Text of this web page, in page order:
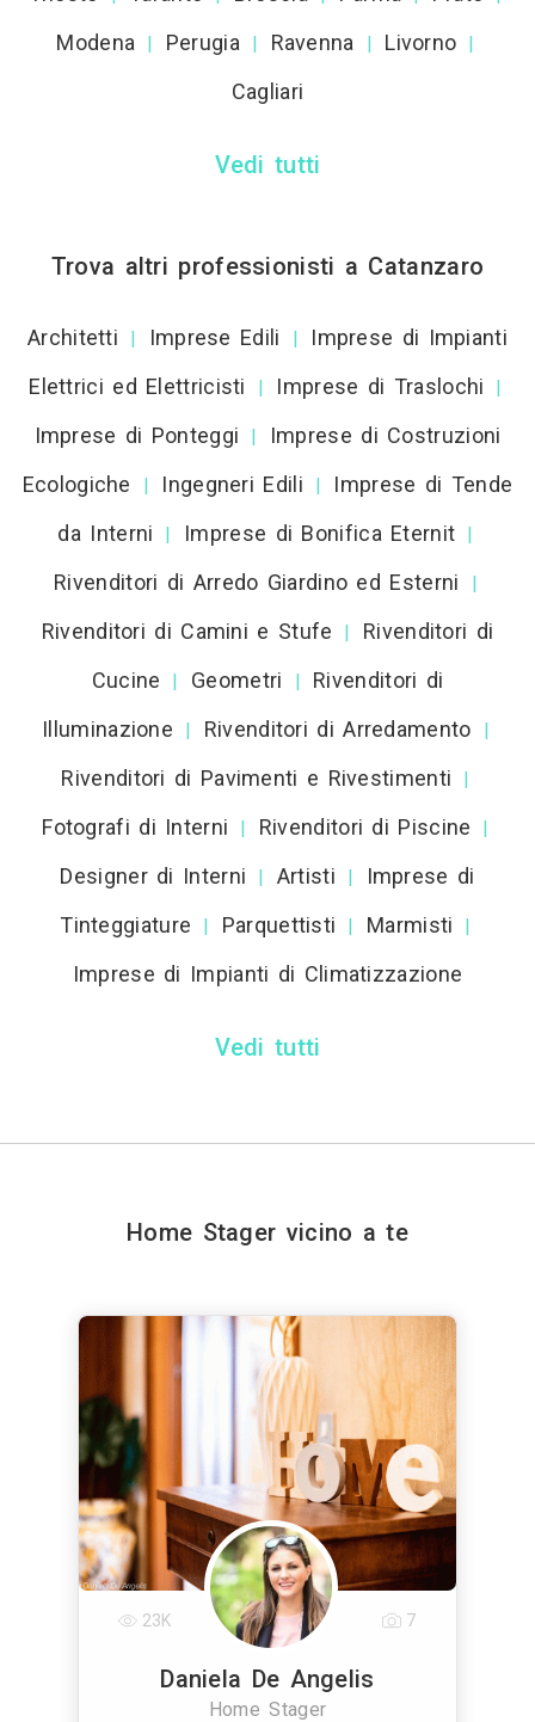
Modena | Perugia | Ravenna | Livorno |
Cagliari
Vedi tutti
Trova altri professionisti a Catanzaro
Architetti | Imprese Edili |
Imprese di Impianti
Elettrici ed Elettricisti
| Imprese di Traslochi |
Imprese di Ponteggi |
Imprese di Costruzioni
Ecologiche
| Ingegneri Edili |
Imprese di Tende
da Interni
| Imprese di Bonifica Eternit |
Rivenditori di Arredo Giardino ed Esterni |
Rivenditori di Camini e Stufe |
Rivenditori di
Cucine
| Geometri |
Rivenditori di
Illuminazione
| Rivenditori di Arredamento |
Rivenditori di Pavimenti e Rivestimenti |
Fotografi di Interni | Rivenditori di Piscine |
Designer di Interni | Artisti |
Imprese di
Tinteggiature
| Parquettisti | Marmisti |
Imprese di Impianti di Climatizzazione
Vedi tutti
Home Stager vicino a te
Daniela De Angelis
Home Stager
23K 7